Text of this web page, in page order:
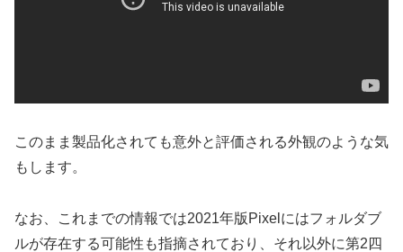
このまま製品化されても意外と評価される外観のような気
もします。
なお、これまでの情報では2021年版Pixelにはフォルダブ
ルが存在する可能性も指摘されており、それ以外に第2四